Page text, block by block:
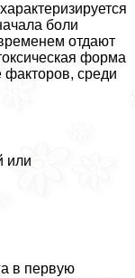
боли
отдают
форма
факторов, среди
или
в первую